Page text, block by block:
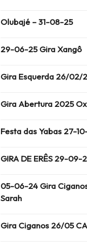
Olubajé – 31-08-25
29-06-25 Gira Xangô
Gira Esquerda 26/02/
Gira Abertura 2025
Festa das Yabas 27-
GIRA DE ERÊS 29-09-
05-06-24 Gira
Sarah
Gira Ciganos 26/05